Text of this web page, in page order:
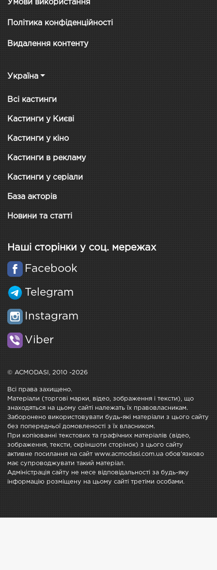
Умови використання
Політика конфіденційності
Видалення контенту
Україна
Всі кастинги
Кастинги у Києві
Кастинги у кіно
Кастинги в рекламу
Кастинги у серіали
База акторів
Новини та статті
Наші сторінки у соц. мережах
Facebook
Telegram
Instagram
Viber
© ACMODASI, 2010 -2026
Всі права захищено.
Матеріали (торгові марки, відео, зображення і тексти), що
знаходяться на цьому сайті належать їх правовласникам.
Заборонено використовувати будь-які матеріали з цього сайту
без попередньої домовленості з їх власником.
При копіюванні текстових та графічних матеріалів (відео,
зображення, тексти, скріншоти сторінок) з цього сайту
активне посилання на сайт www.acmodasi.com.ua обов'язково
має супроводжувати такий матеріал.
Адміністрація сайту не несе відповідальності за будь-яку
інформацію розміщену на цьому сайті третіми особами.